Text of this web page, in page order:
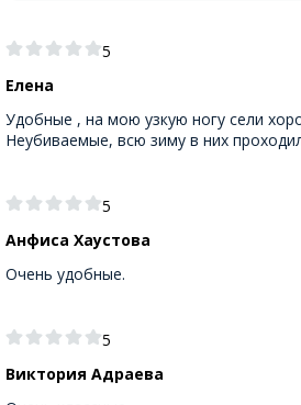
5
Елена
Удобные , на мою узкую ногу сели
Неубиваемые, всю зиму в них
5
Анфиса Хаустова
Очень удобные.
5
Виктория Адраева